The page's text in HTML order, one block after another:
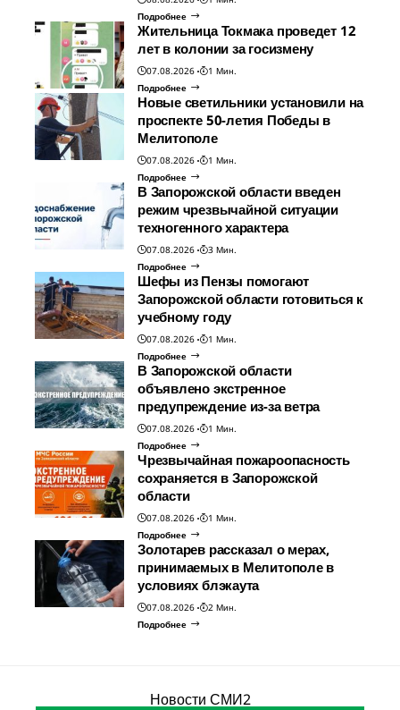
Подробнее
Жительница Токмака проведет 12
лет в колонии за госизмену
07.08.2026
1 Мин.
Подробнее
Новые светильники установили на
проспекте 50-летия Победы в
Мелитополе
07.08.2026
1 Мин.
Подробнее
В Запорожской области введен
режим чрезвычайной ситуации
техногенного характера
07.08.2026
3 Мин.
Подробнее
Шефы из Пензы помогают
Запорожской области готовиться к
учебному году
07.08.2026
1 Мин.
Подробнее
В Запорожской области
объявлено экстренное
предупреждение из-за ветра
07.08.2026
1 Мин.
Подробнее
Чрезвычайная пожароопасность
сохраняется в Запорожской
области
07.08.2026
1 Мин.
Подробнее
Золотарев рассказал о мерах,
принимаемых в Мелитополе в
условиях блэкаута
07.08.2026
2 Мин.
Подробнее
Новости СМИ2